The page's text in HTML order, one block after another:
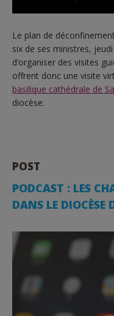
Le plan de
six de ses ministres,
d’organiser des visites
offrent donc une visite
basilique cathédrale de
diocèse.
POST
PODCAST : LES
DANS LE DIOCÈSE